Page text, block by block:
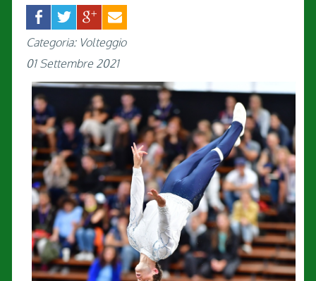
Categoria: Volteggio
01 Settembre 2021